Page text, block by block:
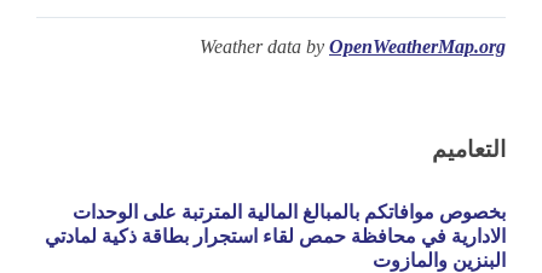
Weather data by OpenWeatherMap.org
التعاميم
بخصوص موافاتكم بالمبالغ المالية المترتبة على الوحدات
الادارية في محافظة حمص لقاء استجرار بطاقة ذكية لمادتي
البنزين والمازوت